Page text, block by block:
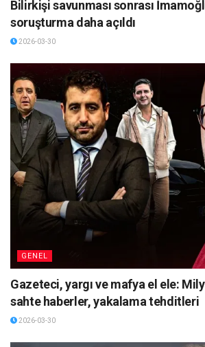
Bilirkişi savunması sonrası
soruşturma daha açıldı
2026-03-30
GENEL
Gazeteci, yargı ve mafya el ele:
sahte haberler, yakalama tehditleri
2026-03-30